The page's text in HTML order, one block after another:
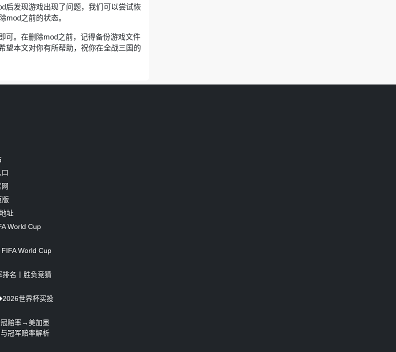
后发现游戏出现了问题，我们可以尝试恢
mod之前的状态。
可。在删除mod之前，记得备份游戏文件
望本文对你有所帮助，祝你在全战三国的
版
址
World Cup
World Cup
排名丨胜负竞猜
世界杯买投
冠赔率→美加墨
冠军赔率解析